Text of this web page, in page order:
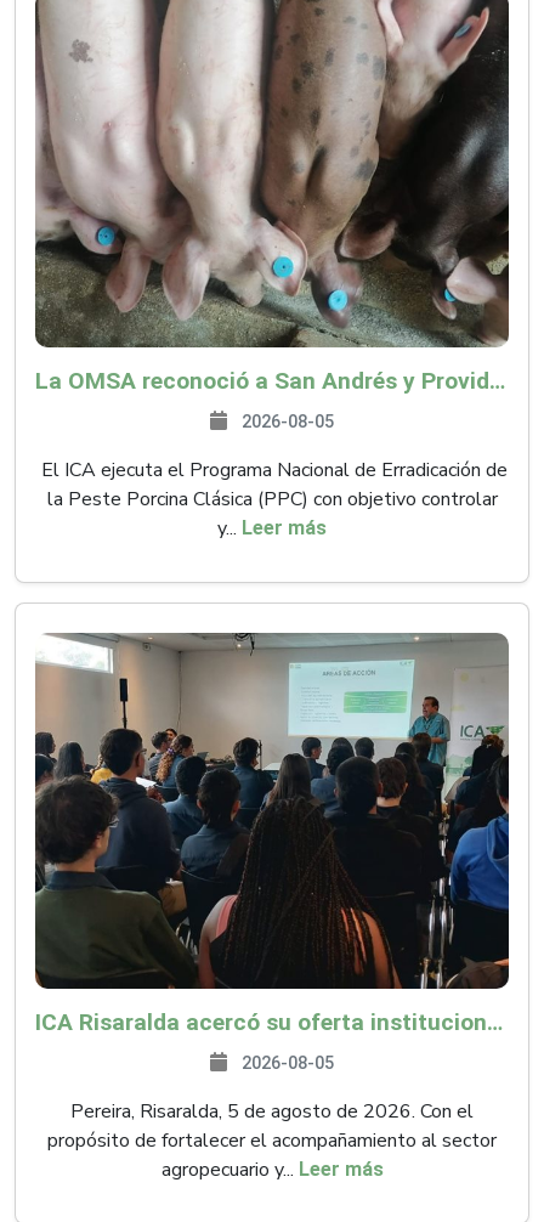
La OMSA reconoció a San Andrés y Providencia como zona libre de Peste Porcina Clásica (PPC)
2026-08-05
El ICA ejecuta el Programa Nacional de Erradicación de
la Peste Porcina Clásica (PPC) con objetivo controlar
y... Leer más
ICA Risaralda acercó su oferta institucional a productores y emprendedores en Expocamello
2026-08-05
Pereira, Risaralda, 5 de agosto de 2026. Con el
propósito de fortalecer el acompañamiento al sector
agropecuario y... Leer más